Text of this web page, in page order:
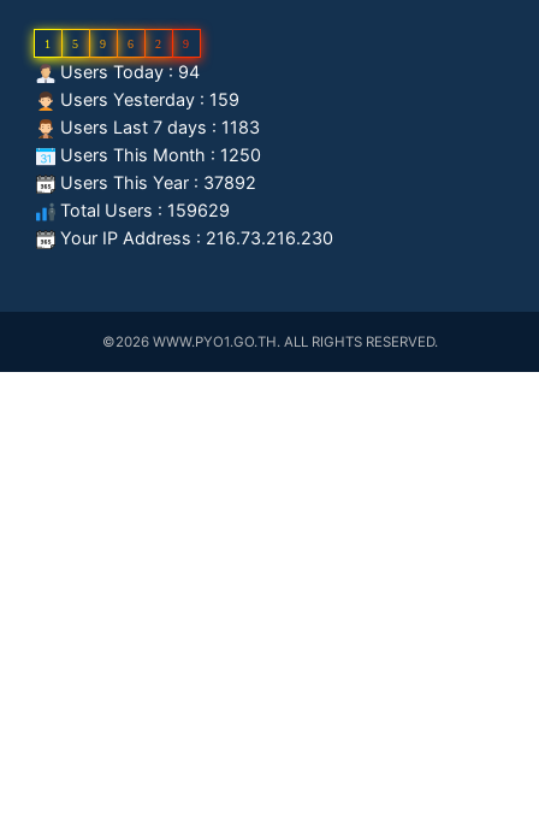
1 5 9 6 2 9
Users Today : 94
Users Yesterday : 159
Users Last 7 days : 1183
Users This Month : 1250
Users This Year : 37892
Total Users : 159629
Your IP Address : 216.73.216.230
©2026 WWW.PYO1.GO.TH. ALL RIGHTS RESERVED.